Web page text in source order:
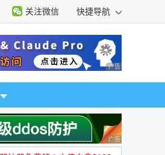
关注微信 快捷导航
广告 商业广告，理
广告 商业广告，理